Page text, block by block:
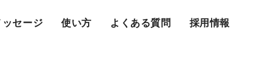
ッセージ 使い方 よくある質問 採用情報